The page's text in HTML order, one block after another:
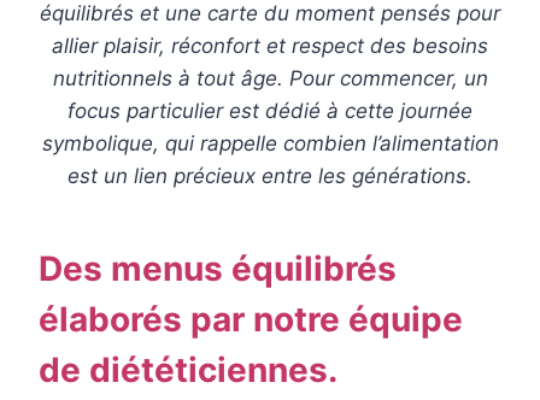
équilibrés et une carte du moment pensés pour
allier plaisir, réconfort et respect des besoins
nutritionnels à tout âge. Pour commencer, un
focus particulier est dédié à cette journée
symbolique, qui rappelle combien l’alimentation
est un lien précieux entre les générations.
Des menus équilibrés
élaborés par notre équipe
de diététiciennes.